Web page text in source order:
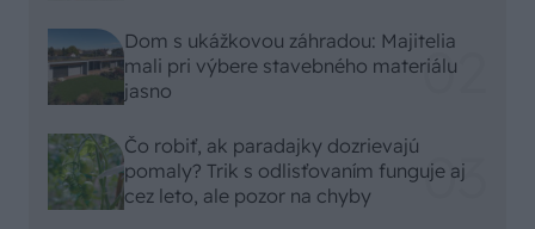
Dom s ukážkovou záhradou: Majitelia
mali pri výbere stavebného materiálu
jasno
Čo robiť, ak paradajky dozrievajú
pomaly? Trik s odlisťovaním funguje aj
cez leto, ale pozor na chyby